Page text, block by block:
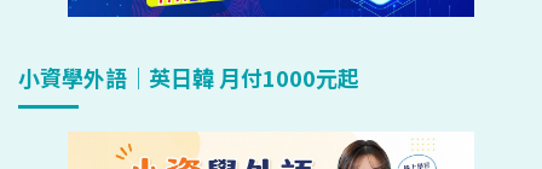
小資學外語｜英日韓 月付1000元起